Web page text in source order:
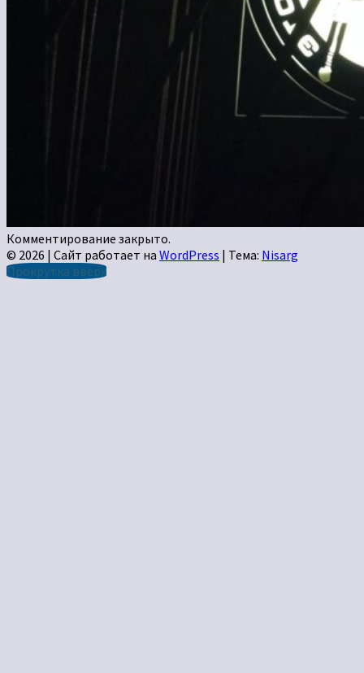
Комментирование закрыто.
© 2026 | Сайт работает на WordPress | Тема: Nisarg
Прокрутка вверх